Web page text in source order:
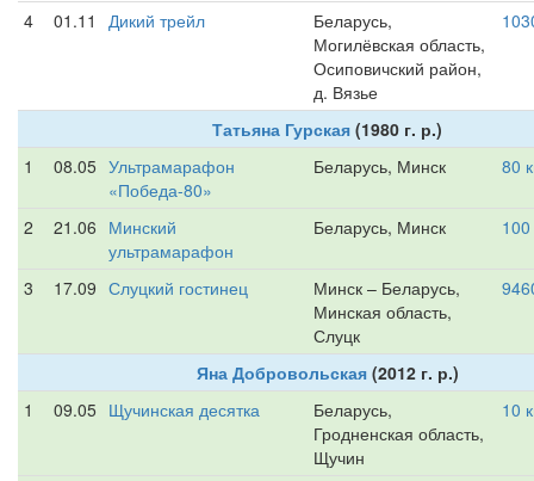
4 01.11 Дикий трейл
Беларусь,
Могилёвская область,
Осиповичский район,
д. Вязье
Татьяна Гурская (1980 г. р.)
1
08.05 Ультрамарафон
«Победа-80»
Беларусь, Минск 80
2 21.06 Минский
ультрамарафон
Беларусь, Минск
3 17.09 Слуцкий гостинец
Минск – Беларусь,
Минская область,
Слуцк
Яна Добровольская(2012 г. р.)
1
09.05 Щучинская десятка
Беларусь,
Гродненская область,
Щучин
10